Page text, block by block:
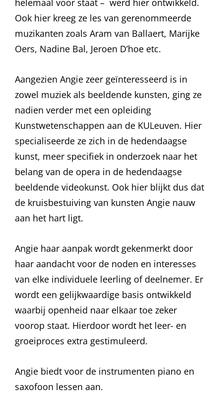
helemaal voor staat – werd hier ontwikkeld.
Ook hier kreeg ze les van gerenommeerde
muzikanten zoals Aram van Ballaert, Marijke
Oers, Nadine Bal, Jeroen D’hoe etc.
Aangezien Angie zeer geïnteresseerd is in
zowel muziek als beeldende kunsten, ging ze
nadien verder met een opleiding
Kunstwetenschappen aan de KULeuven. Hier
specialiseerde ze zich in de hedendaagse
kunst, meer specifiek in onderzoek naar het
belang van de opera in de hedendaagse
beeldende videokunst. Ook hier blijkt dus dat
de kruisbestuiving van kunsten Angie nauw
aan het hart ligt.
Angie haar aanpak wordt gekenmerkt door
haar aandacht voor de noden en interesses
van elke individuele leerling of deelnemer. Er
wordt een gelijkwaardige basis ontwikkeld
waarbij openheid naar elkaar toe zeker
voorop staat. Hierdoor wordt het leer- en
groeiproces extra gestimuleerd.
Angie biedt voor de instrumenten piano en
saxofoon lessen aan.